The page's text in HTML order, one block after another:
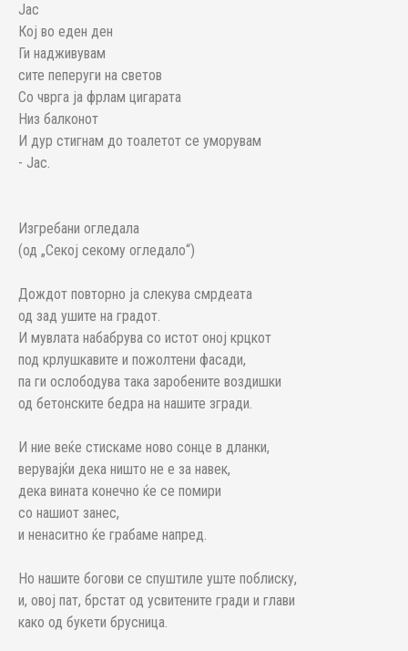
Јас
Кој во еден ден
Ги надживувам
сите пеперуги на светов
Со чврга ја фрлам цигарата
Низ балконот
И дур стигнам до тоалетот се уморувам
- Јас.
Изгребани огледала
(од „Секој секому огледало“)
Дождот повторно ја слекува смрдеата
од зад ушите на градот.
И мувлата набабрува со истот оној крцкот
под крлушкавите и пожолтени фасади,
па ги ослободува така заробените воздишки
од бетонските бедра на нашите згради.
И ние веќе стискаме ново сонце в дланки,
верувајќи дека ништо не е за навек,
дека вината конечно ќе се помири
со нашиот занес,
и ненаситно ќе грабаме напред.
Но нашите богови се спуштиле уште поблиску,
и, овој пат, брстат од усвитените гради и глави
како од букети брусница.